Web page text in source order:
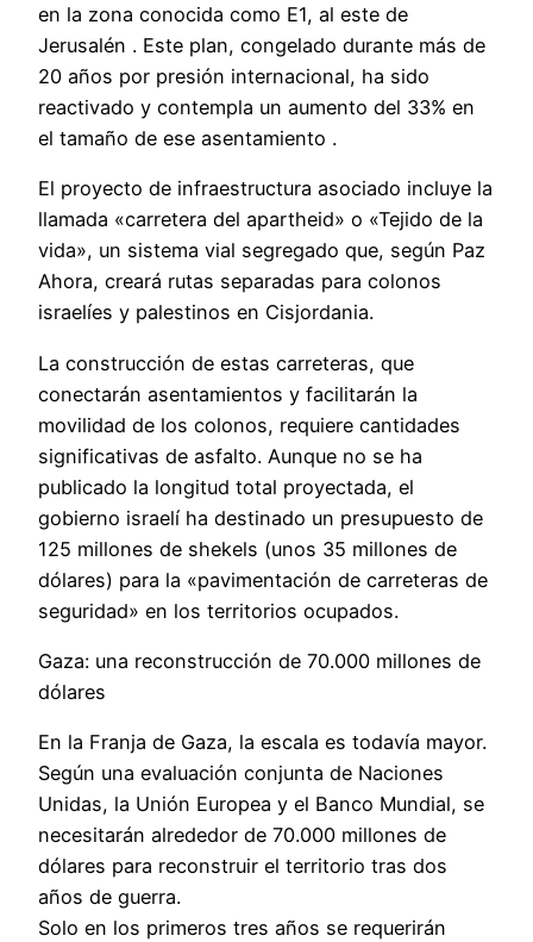
en la zona conocida como E1, al este de
Jerusalén . Este plan, congelado durante más de
20 años por presión internacional, ha sido
reactivado y contempla un aumento del 33% en
el tamaño de ese asentamiento .
El proyecto de infraestructura asociado incluye la
llamada «carretera del apartheid» o «Tejido de la
vida», un sistema vial segregado que, según Paz
Ahora, creará rutas separadas para colonos
israelíes y palestinos en Cisjordania.
La construcción de estas carreteras, que
conectarán asentamientos y facilitarán la
movilidad de los colonos, requiere cantidades
significativas de asfalto. Aunque no se ha
publicado la longitud total proyectada, el
gobierno israelí ha destinado un presupuesto de
125 millones de shekels (unos 35 millones de
dólares) para la «pavimentación de carreteras de
seguridad» en los territorios ocupados.
Gaza: una reconstrucción de 70.000 millones de
dólares
En la Franja de Gaza, la escala es todavía mayor.
Según una evaluación conjunta de Naciones
Unidas, la Unión Europea y el Banco Mundial, se
necesitarán alrededor de 70.000 millones de
dólares para reconstruir el territorio tras dos
años de guerra.
Solo en los primeros tres años se requerirán